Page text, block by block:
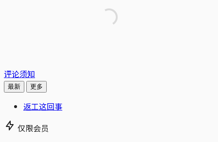
评论须知
最新 更多
返工这回事
仅限会员